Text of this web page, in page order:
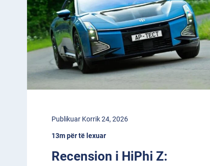
Publikuar Korrik 24, 2026
13m për të lexuar
Recension i HiPhi Z: